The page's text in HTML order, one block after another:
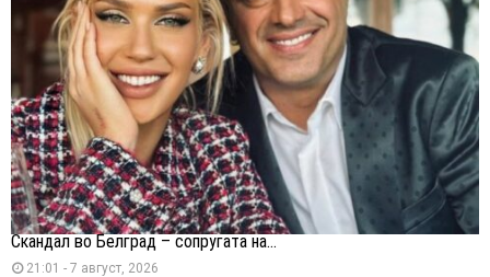
Скандал во Белград – сопругата на...
21:01 - 7 август, 2026